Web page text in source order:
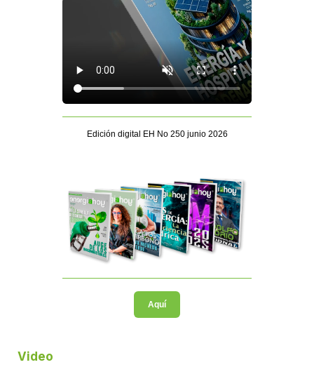
Edición digital EH No 250 junio 2026
Aquí
Video